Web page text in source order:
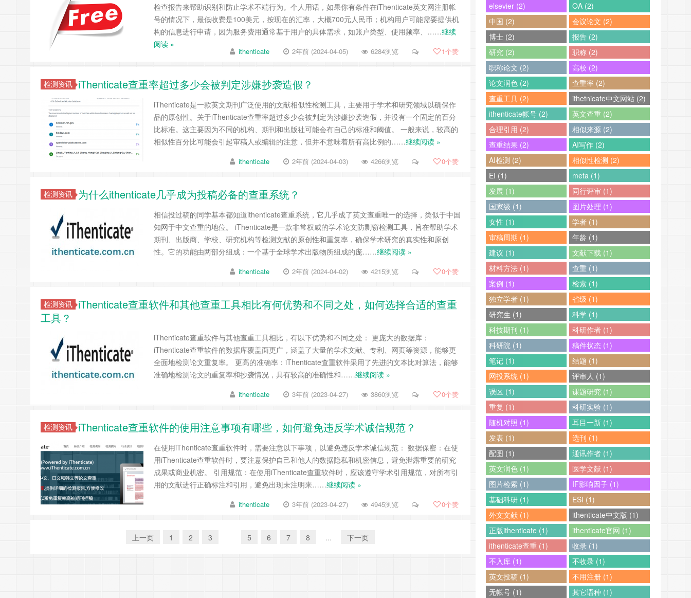
检查报告来帮助识别和防止学术不端行为。个人用话，如果你有条件在iThenticate英文网注册帐
号的情况下，最低收费是100美元，按现在的汇率，大概700元人民币；机构用户可能需要提供机
构的信息进行申请，因为服务费用通常基于用户的具体需求，如账户类型、使用频率、……继续
阅读 »
ithenticate 2年前 (2024-04-05) 6284浏览 1个赞
检测资讯 iThenticate查重率超过多少会被判定涉嫌抄袭造假？
iThenticate是一款英文期刊广泛使用的文献相似性检测工具，主要用于学术和研究领域以确保作
品的原创性。关于iThenticate查重率超过多少会被判定为涉嫌抄袭造假，并没有一个固定的百分
比标准。这主要因为不同的机构、期刊和出版社可能会有自己的标准和阈值。 一般来说，较高的
相似性百分比可能会引起审稿人或编辑的注意，但并不意味着所有高比例的……继续阅读 »
ithenticate 2年前 (2024-04-03) 4266浏览 0个赞
检测资讯 为什么ithenticate几乎成为投稿必备的查重系统？
相信投过稿的同学基本都知道ithenticate查重系统，它几乎成了英文查重唯一的选择，类似于中国
知网于中文查重的地位。 iThenticate是一款非常权威的学术论文防剽窃检测工具，旨在帮助学术
期刊、出版商、学校、研究机构等检测文献的原创性和重复率，确保学术研究的真实性和原创
性。它的功能由两部分组成：一个基于全球学术出版物所组成的庞……继续阅读 »
ithenticate 2年前 (2024-04-02) 4215浏览 0个赞
检测资讯 iThenticate查重软件和其他查重工具相比有何优势和不同之处，如何选择合适的查重
工具？
iThenticate查重软件与其他查重工具相比，有以下优势和不同之处： 更庞大的数据库：
iThenticate查重软件的数据库覆盖面更广，涵盖了大量的学术文献、专利、网页等资源，能够更
全面地检测论文重复率。 更高的准确率：iThenticate查重软件采用了先进的文本比对算法，能够
准确地检测论文的重复率和抄袭情况，具有较高的准确性和……继续阅读 »
ithenticate 3年前 (2023-04-27) 3860浏览 0个赞
检测资讯 iThenticate查重软件的使用注意事项有哪些，如何避免违反学术诚信规范？
在使用iThenticate查重软件时，需要注意以下事项，以避免违反学术诚信规范： 数据保密：在使
用iThenticate查重软件时，要注意保护自己和他人的数据隐私和机密信息，避免泄露重要的研究
成果或商业机密。 引用规范：在使用iThenticate查重软件时，应该遵守学术引用规范，对所有引
用的文献进行正确标注和引用，避免出现未注明来……继续阅读 »
ithenticate 3年前 (2023-04-27) 4945浏览 0个赞
上一页 1 2 3 5 6 7 8 ... 下一页
elsevier (2)
OA (2)
中国 (2)
会议论文 (2)
博士 (2)
报告 (2)
研究 (2)
职称 (2)
职称论文 (2)
高校 (2)
论文润色 (2)
查重率 (2)
查重工具 (2)
ithetnicate中文网站 (2)
ithenticate帐号 (2)
英文查重 (2)
合理引用 (2)
相似来源 (2)
查重结果 (2)
AI写作 (2)
AI检测 (2)
相似性检测 (2)
EI (1)
meta (1)
发展 (1)
同行评审 (1)
国家级 (1)
图片处理 (1)
女性 (1)
学者 (1)
审稿周期 (1)
年龄 (1)
建议 (1)
文献下载 (1)
材料方法 (1)
查重 (1)
案例 (1)
检索 (1)
独立学者 (1)
省级 (1)
研究生 (1)
科学 (1)
科技期刊 (1)
科研作者 (1)
科研院 (1)
稿件状态 (1)
笔记 (1)
结题 (1)
网投系统 (1)
评审人 (1)
误区 (1)
课题研究 (1)
重复 (1)
科研实验 (1)
随机对照 (1)
耳目一新 (1)
发表 (1)
选刊 (1)
配图 (1)
通讯作者 (1)
英文润色 (1)
医学文献 (1)
图片检索 (1)
IF影响因子 (1)
基础科研 (1)
ESI (1)
外文文献 (1)
ithenticate中文版 (1)
正版ithenticate (1)
ithenticate官网 (1)
ithenticate查重 (1)
收录 (1)
不入库 (1)
不收录 (1)
英文投稿 (1)
不用注册 (1)
无帐号 (1)
其它语种 (1)